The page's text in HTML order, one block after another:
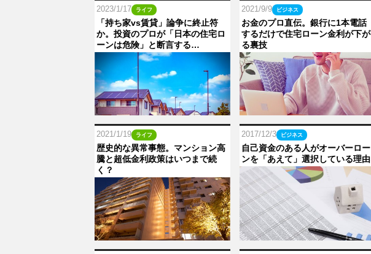
2023/1/17 ライフ
「持ち家vs賃貸」論争に終止符
か。投資のプロが「日本の住宅ロ
ーンは危険」と断言する…
2021/9/9 ビジネス
お金のプロ直伝。銀行に1本電話
するだけで住宅ローン金利が下が
る裏技
2021/1/19 ライフ
歴史的な異常事態。マンション高
騰と超低金利政策はいつまで続
く？
2017/12/3 ビジネス
自己資金のある人がオーバーロー
ンを「あえて」選択している理由